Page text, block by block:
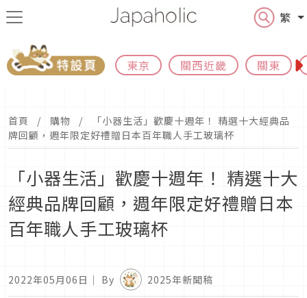
繁
東京 關西近畿 關東
首頁 購物
「小器生活」歡慶十週年！ 精選十大經典品
牌回顧，週年限定好禮贈日本百年職人手工玻璃杯
「小器生活」歡慶十週年！ 精選十大
經典品牌回顧，週年限定好禮贈日本
百年職人手工玻璃杯
2022年05月06日 ｜ By 2025年新聞稿